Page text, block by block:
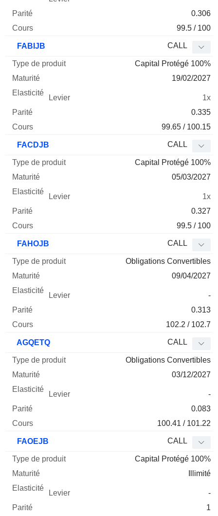
0.306
99.5 / 100
FABIJB CALL
Capital Protégé 100%
19/02/2027
1x
0.335
99.65 / 100.15
FACDJB CALL
Capital Protégé 100%
05/03/2027
1x
0.327
99.5 / 100
FAHOJB CALL
Obligations Convertibles
09/04/2027
-
0.313
102.2 / 102.7
AGQETQ CALL
Obligations Convertibles
03/12/2027
-
0.083
100.41 / 101.22
FAOEJB CALL
Capital Protégé 100%
Illimité
-
1